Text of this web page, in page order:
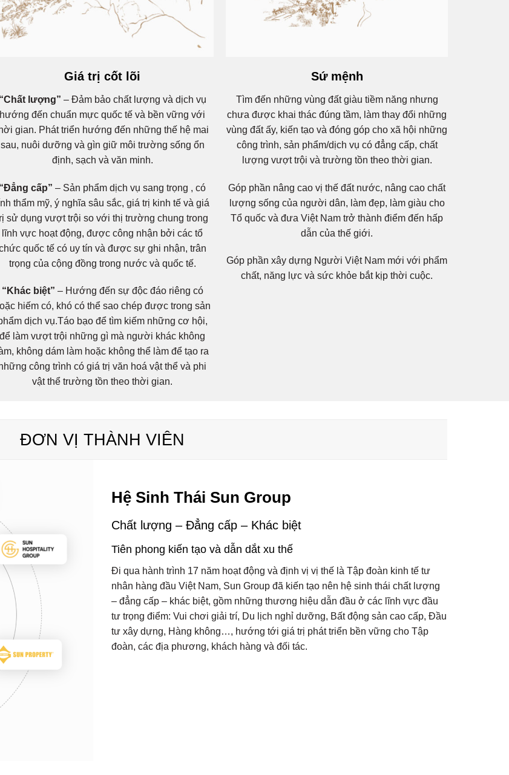
Giá trị cốt lõi
“Chất lượng” – Đảm bảo chất lượng và dịch vụ
hướng đến chuẩn mực quốc tế và bền vững với
gian. Phát triển hướng đến những thế hệ mai
sau, nuôi dưỡng và gìn giữ môi trường sống ổn
định, sạch và văn minh.
“Đẳng cấp” – Sản phẩm dịch vụ sang trọng , có
thẩm mỹ, ý nghĩa sâu sắc, giá trị kinh tế và giá
sử dụng vượt trội so với thị trường chung trong
lĩnh vực hoạt động, được công nhận bởi các tổ
quốc tế có uy tín và được sự ghi nhận, trân
trọng của cộng đồng trong nước và quốc tế.
“Khác biệt” – Hướng đến sự độc đáo riêng có
hiếm có, khó có thể sao chép được trong sản
dịch vụ.Táo bạo để tìm kiếm những cơ hội,
để làm vượt trội những gì mà người khác không
không dám làm hoặc không thể làm để tạo ra
công trình có giá trị văn hoá vật thể và phi
vật thể trường tồn theo thời gian.
Sứ mệnh
Tìm đến những vùng đất giàu tiềm năng nhưng
chưa được khai thác đúng tầm, làm thay đổi những
vùng đất ấy, kiến tạo và đóng góp cho xã hội những
công trình, sản phẩm/dịch vụ có đẳng cấp, chất
lượng vượt trội và trường tồn theo thời gian.
Góp phần nâng cao vị thế đất nước, nâng cao chất
lượng sống của người dân, làm đẹp, làm giàu cho
Tổ quốc và đưa Việt Nam trở thành điểm đến hấp
dẫn của thế giới.
Góp phần xây dựng Người Việt Nam mới với phẩm
chất, năng lực và sức khỏe bắt kịp thời cuộc.
ĐƠN VỊ THÀNH VIÊN
Hệ Sinh Thái Sun Group
Chất lượng – Đẳng cấp – Khác biệt
Tiên phong kiến tạo và dẫn dắt xu thế
Đi qua hành trình 17 năm hoạt động và định vị vị thế là Tập đoàn kinh tế tư
nhân hàng đầu Việt Nam, Sun Group đã kiến tạo nên hệ sinh thái chất lượng
– đẳng cấp – khác biệt, gồm những thương hiệu dẫn đầu ở các lĩnh vực đầu
tư trọng điểm: Vui chơi giải trí, Du lịch nghỉ dưỡng, Bất động sản cao cấp, Đầu
tư xây dựng, Hàng không…, hướng tới giá trị phát triển bền vững cho Tập
đoàn, các địa phương, khách hàng và đối tác.